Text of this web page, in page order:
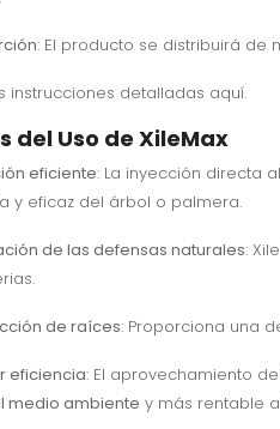
: El producto se distribuirá de
instrucciones detalladas aquí.
del Uso de XileMax
eficiente: La inyección directa
y eficaz del árbol o palmera.
de las defensas naturales:
de raíces: Proporciona una
eficiencia: El aprovechamiento
medio ambiente y más rentable